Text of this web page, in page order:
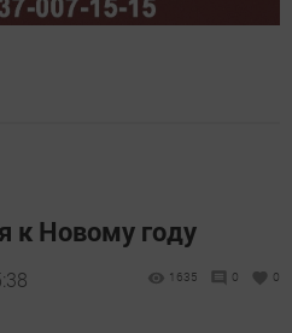
к Новому году
1635 0 0